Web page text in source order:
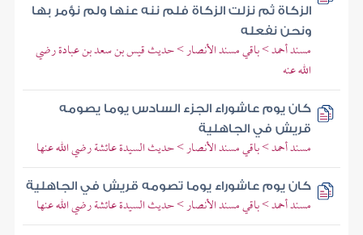
الزكاة ثم نزلت الزكاة فلم ننه عنها ولم نؤمر بها
ونحن نفعله
مسند أحمد > باقي مسند الأنصار > حديث قيس بن سعد بن عبادة رضي
الله عنه
كان يوم عاشوراء الجزء السادس يوما يصومه
قريش في الجاهلية
مسند أحمد > باقي مسند الأنصار > حديث السيدة عائشة رضي الله عنها
كان يوم عاشوراء يوما تصومه قريش في الجاهلية
مسند أحمد > باقي مسند الأنصار > حديث السيدة عائشة رضي الله عنها